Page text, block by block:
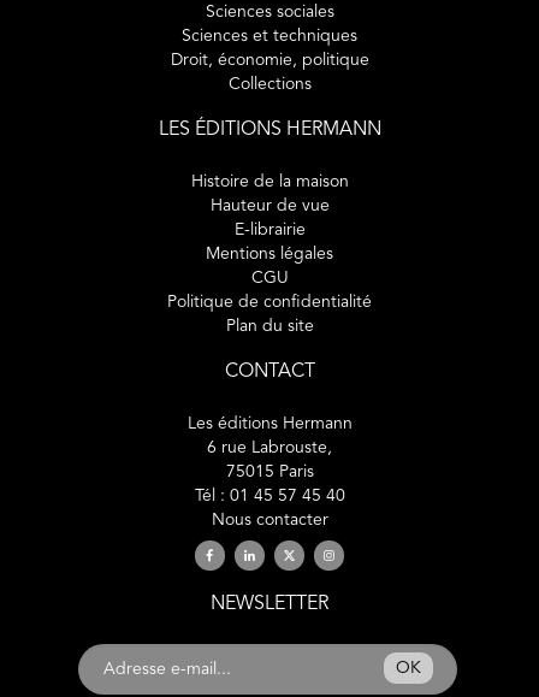
Sciences sociales
Sciences et techniques
Droit, économie, politique
Collections
LES ÉDITIONS HERMANN
Histoire de la maison
Hauteur de vue
E-librairie
Mentions légales
CGU
Politique de confidentialité
Plan du site
CONTACT
Les éditions Hermann
6 rue Labrouste,
75015 Paris
Tél : 01 45 57 45 40
Nous contacter
NEWSLETTER
OK